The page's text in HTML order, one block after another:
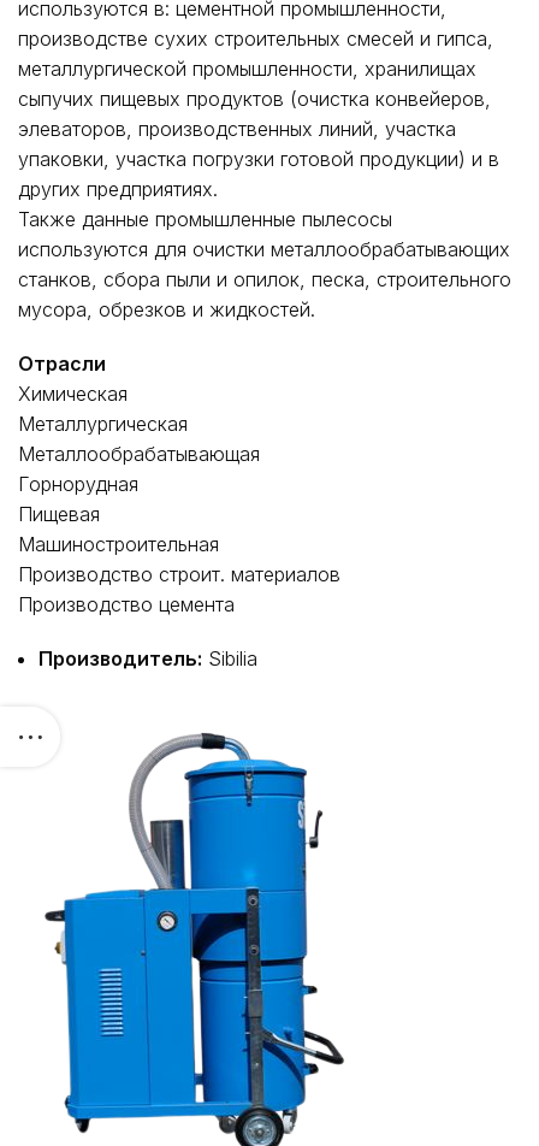
используются в: цементной промышленности,
производстве сухих строительных смесей и гипса,
металлургической промышленности, хранилищах
сыпучих пищевых продуктов (очистка конвейеров,
элеваторов, производственных линий, участка
упаковки, участка погрузки готовой продукции) и в
других предприятиях.
Также данные промышленные пылесосы
используются для очистки металлообрабатывающих
станков, сбора пыли и опилок, песка, строительного
мусора, обрезков и жидкостей.
Отрасли
Химическая
Металлургическая
Металлообрабатывающая
Горнорудная
Пищевая
Машиностроительная
Производство строит. материалов
Производство цемента
Производитель: Sibilia